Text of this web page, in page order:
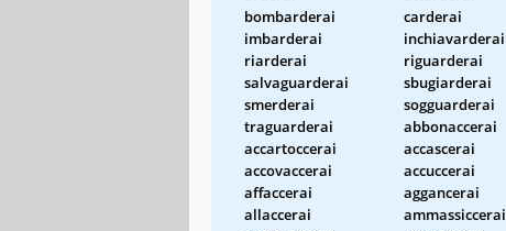
bombarderai
carderai
imbarderai
inchiavarderai
riarderai
riguarderai
salvaguarderai
sbugiarderai
smerderai
sogguarderai
traguarderai
abbonaccerai
accartoccerai
accascerai
accovaccerai
accuccerai
affaccerai
aggancerai
allaccerai
ammassiccerai